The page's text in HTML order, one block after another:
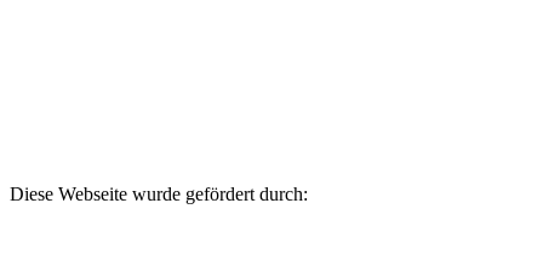
Diese Webseite wurde gefördert durch: